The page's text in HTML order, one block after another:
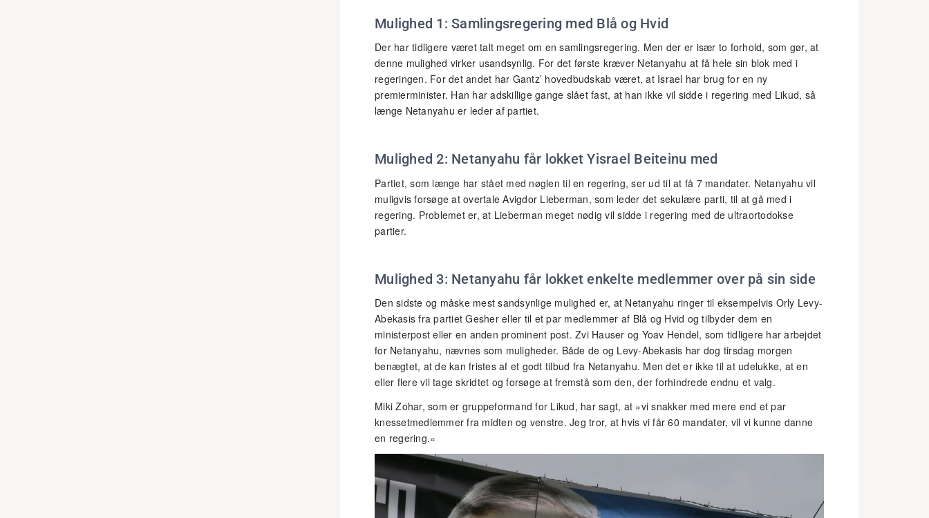
Mulighed 1: Samlingsregering med Blå og Hvid
Der har tidligere været talt meget om en samlingsregering. Men der er især to forhold, som gør, at
denne mulighed virker usandsynlig. For det første kræver Netanyahu at få hele sin blok med i
regeringen. For det andet har Gantz’ hovedbudskab været, at Israel har brug for en ny
premierminister. Han har adskillige gange slået fast, at han ikke vil sidde i regering med Likud, så
længe Netanyahu er leder af partiet.
Mulighed 2: Netanyahu får lokket Yisrael Beiteinu med
Partiet, som længe har stået med nøglen til en regering, ser ud til at få 7 mandater. Netanyahu vil
muligvis forsøge at overtale Avigdor Lieberman, som leder det sekulære parti, til at gå med i
regering. Problemet er, at Lieberman meget nødig vil sidde i regering med de ultraortodokse
partier.
Mulighed 3: Netanyahu får lokket enkelte medlemmer over på sin side
Den sidste og måske mest sandsynlige mulighed er, at Netanyahu ringer til eksempelvis Orly Levy-
Abekasis fra partiet Gesher eller til et par medlemmer af Blå og Hvid og tilbyder dem en
ministerpost eller en anden prominent post. Zvi Hauser og Yoav Hendel, som tidligere har arbejdet
for Netanyahu, nævnes som muligheder. Både de og Levy-Abekasis har dog tirsdag morgen
benægtet, at de kan fristes af et godt tilbud fra Netanyahu. Men det er ikke til at udelukke, at en
eller flere vil tage skridtet og forsøge at fremstå som den, der forhindrede endnu et valg.
Miki Zohar, som er gruppeformand for Likud, har sagt, at »vi snakker med mere end et par
knessetmedlemmer fra midten og venstre. Jeg tror, at hvis vi får 60 mandater, vil vi kunne danne
en regering.«